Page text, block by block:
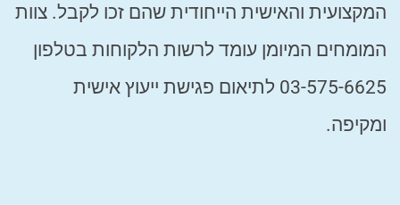
המקצועית והאישית הייחודית שהם זכו לקבל. צוות
המומחים המיומן עומד לרשות הלקוחות בטלפון
03-575-6625 לתיאום פגישת ייעוץ אישית
ומקיפה.